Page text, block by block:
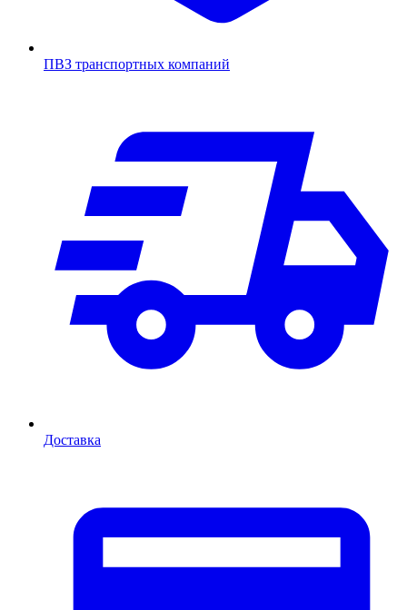
ПВЗ транспортных компаний
Доставка